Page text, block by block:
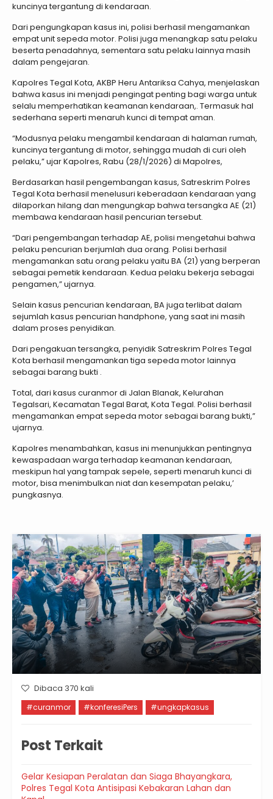
kuncinya tergantung di kendaraan.
Dari pengungkapan kasus ini, polisi berhasil mengamankan
empat unit sepeda motor. Polisi juga menangkap satu pelaku
beserta penadahnya, sementara satu pelaku lainnya masih
dalam pengejaran.
Kapolres Tegal Kota, AKBP Heru Antariksa Cahya, menjelaskan
bahwa kasus ini menjadi pengingat penting bagi warga untuk
selalu memperhatikan keamanan kendaraan,. Termasuk hal
sederhana seperti menaruh kunci di tempat aman.
“Modusnya pelaku mengambil kendaraan di halaman rumah,
kuncinya tergantung di motor, sehingga mudah di curi oleh
pelaku,” ujar Kapolres, Rabu (28/1/2026) di Mapolres,
Berdasarkan hasil pengembangan kasus, Satreskrim Polres
Tegal Kota berhasil menelusuri keberadaan kendaraan yang
dilaporkan hilang dan mengungkap bahwa tersangka AE (21)
membawa kendaraan hasil pencurian tersebut.
“Dari pengembangan terhadap AE, polisi mengetahui bahwa
pelaku pencurian berjumlah dua orang. Polisi berhasil
mengamankan satu orang pelaku yaitu BA (21) yang berperan
sebagai pemetik kendaraan. Kedua pelaku bekerja sebagai
pengamen,” ujarnya.
Selain kasus pencurian kendaraan, BA juga terlibat dalam
sejumlah kasus pencurian handphone, yang saat ini masih
dalam proses penyidikan.
Dari pengakuan tersangka, penyidik Satreskrim Polres Tegal
Kota berhasil mengamankan tiga sepeda motor lainnya
sebagai barang bukti .
Total, dari kasus curanmor di Jalan Blanak, Kelurahan
Tegalsari, Kecamatan Tegal Barat, Kota Tegal. Polisi berhasil
mengamankan empat sepeda motor sebagai barang bukti,”
ujarnya.
Kapolres menambahkan, kasus ini menunjukkan pentingnya
kewaspadaan warga terhadap keamanan kendaraan,
meskipun hal yang tampak sepele, seperti menaruh kunci di
motor, bisa menimbulkan niat dan kesempatan pelaku,’
pungkasnya.
Dibaca 370 kali
#curanmor #konferesiPers #ungkapkasus
Post Terkait
Gelar Kesiapan Peralatan dan Siaga Bhayangkara,
Polres Tegal Kota Antisipasi Kebakaran Lahan dan